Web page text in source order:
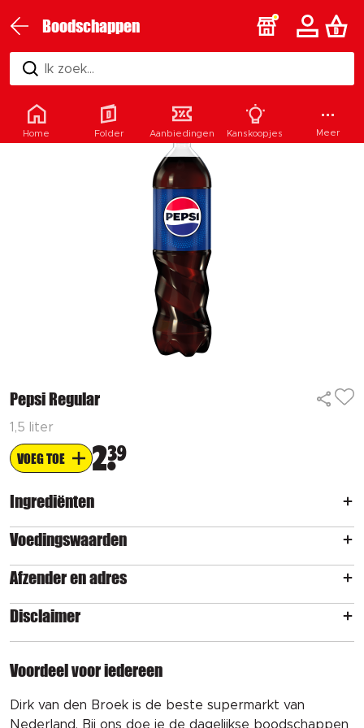
Boodschappen
Ik zoek...
Pepsi Regular
1,5 liter
VOEG TOE 239
Ingrediënten
Voedingswaarden
Afzender en adres
Disclaimer
Voordeel voor iedereen
Dirk van den Broek is de beste supermarkt van
Nederland. Bij ons doe je de dagelijkse boodschappen
Home Folder Aanbiedingen Kanskoopjes Meer